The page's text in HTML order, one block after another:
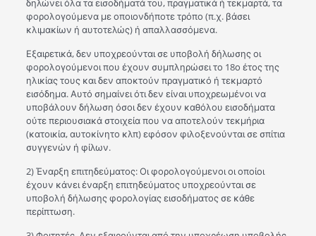
δηλώνει όλα τα εισοδήματά του, πραγματικά ή τεκμαρτά, τα
φορολογούμενα με οποιονδήποτε τρόπο (π.χ. βάσει
κλιμακίων ή αυτοτελώς) ή απαλλασσόμενα.
Εξαιρετικά, δεν υποχρεούνται σε υποβολή δήλωσης οι
φορολογούμενοι που έχουν συμπληρώσει το 18ο έτος της
ηλικίας τους και δεν αποκτούν πραγματικό ή τεκμαρτό
εισόδημα. Αυτό σημαίνει ότι δεν είναι υποχρεωμένοι να
υποβάλουν δήλωση όσοι δεν έχουν καθόλου εισοδήματα
ούτε περιουσιακά στοιχεία που να αποτελούν τεκμήρια
(κατοικία, αυτοκίνητο κλπ) εφόσον φιλοξενούνται σε σπίτια
συγγενών ή φίλων.
2) Έναρξη επιτηδεύματος: Οι φορολογούμενοι οι οποίοι
έχουν κάνει έναρξη επιτηδεύματος υποχρεούνται σε
υποβολή δήλωσης φορολογίας εισοδήματος σε κάθε
περίπτωση.